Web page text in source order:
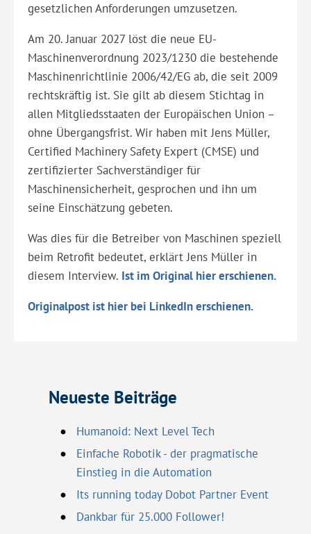
gesetzlichen Anforderungen umzusetzen.
Am 20. Januar 2027 löst die neue EU-
Maschinenverordnung 2023/1230 die bestehende
Maschinenrichtlinie 2006/42/EG ab, die seit 2009
rechtskräftig ist. Sie gilt ab diesem Stichtag in
allen Mitgliedsstaaten der Europäischen Union –
ohne Übergangsfrist. Wir haben mit Jens Müller,
Certified Machinery Safety Expert (CMSE) und
zertifizierter Sachverständiger für
Maschinensicherheit, gesprochen und ihn um
seine Einschätzung gebeten.
Was dies für die Betreiber von Maschinen speziell
beim Retrofit bedeutet, erklärt Jens Müller in
diesem Interview. Ist im Original hier erschienen.
Originalpost ist hier bei LinkedIn erschienen.
Neueste Beiträge
Humanoid: Next Level Tech
Einfache Robotik - der pragmatische
Einstieg in die Automation
Its running today Dobot Partner Event
Dankbar für 25.000 Follower!